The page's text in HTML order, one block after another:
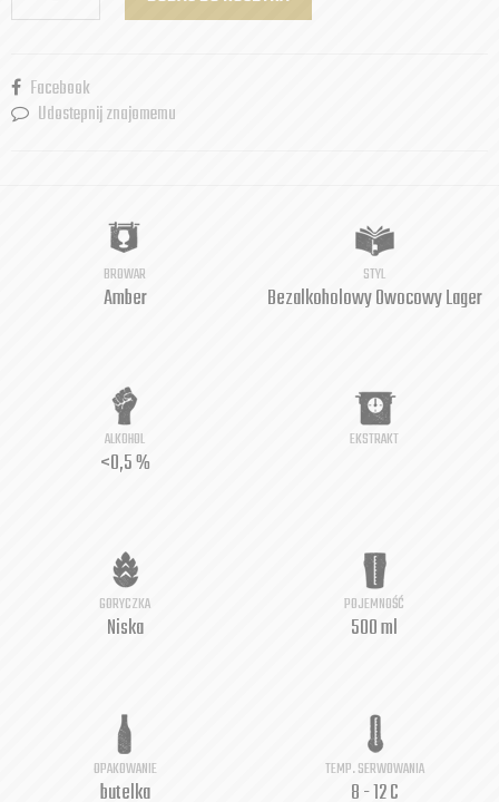
Facebook
Udostepnij znajomemu
BROWAR
Amber
STYL
Bezalkoholowy Owocowy Lager
ALKOHOL
<0,5 %
EKSTRAKT
GORYCZKA
Niska
POJEMNOŚĆ
500 ml
OPAKOWANIE
butelka
TEMP. SERWOWANIA
8 - 12 C